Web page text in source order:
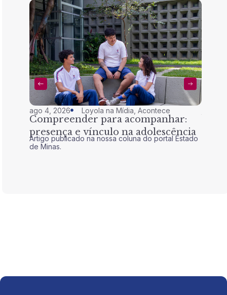
ago 4, 2026 Loyola na Mídia ,Acontece
Compreender para acompanhar:
presença e vínculo na adolescência
Artigo publicado na nossa coluna do portal Estado
de Minas.